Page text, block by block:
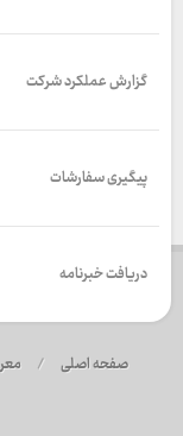
گزارش عملکرد شرکت
پیگیری سفارشات
دریافت خبرنامه
صفحه اصلی /